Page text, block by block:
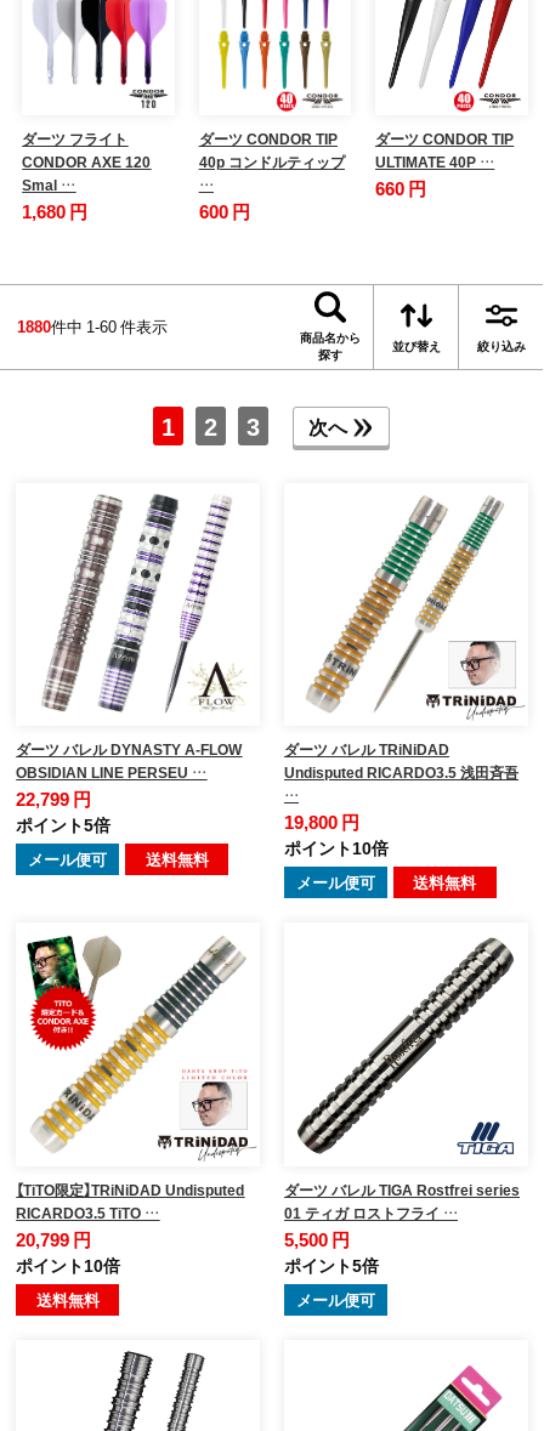
ダーツ フライト
CONDOR AXE 120
Smal …
1,680 円
ダーツ CONDOR TIP
40p コンドルティップ
…
600 円
ダーツ CONDOR TIP
ULTIMATE 40P …
660 円
1880件中 1-60 件表示
商品名から
探す
並び替え 絞り込み
1 2 3 次へ
ダーツ バレル DYNASTY A-FLOW
OBSIDIAN LINE PERSEU …
22,799 円
ポイント5倍
メール便可 送料無料
ダーツ バレル TRiNiDAD
Undisputed RICARDO3.5 浅田斉吾
…
19,800 円
ポイント10倍
メール便可 送料無料
【TiTO限定】TRiNiDAD Undisputed
RICARDO3.5 TiTO …
20,799 円
ポイント10倍
送料無料
ダーツ バレル TIGA Rostfrei series
01 ティガ ロストフライ …
5,500 円
ポイント5倍
メール便可